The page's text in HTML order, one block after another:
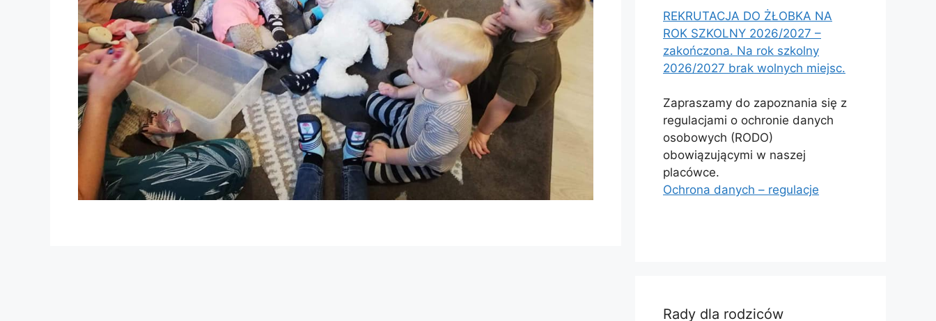
REKRUTACJA DO ŻŁOBKA NA
ROK SZKOLNY 2026/2027 –
zakończona. Na rok szkolny
2026/2027 brak wolnych miejsc.
Zapraszamy do zapoznania się z
regulacjami o ochronie danych
osobowych (RODO)
obowiązującymi w naszej
placówce.
Ochrona danych – regulacje
Rady dla rodziców